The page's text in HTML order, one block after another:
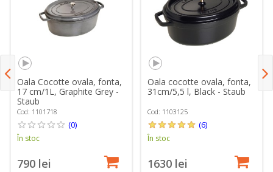
Oala Cocotte ovala, fonta,
17 cm/1L, Graphite Grey -
Staub
Cod: 1101718
(0)
În stoc
790 lei
Oala cocotte ovala, fonta,
31cm/5,5 l, Black - Staub
Cod: 1103125
(6)
În stoc
1630 lei